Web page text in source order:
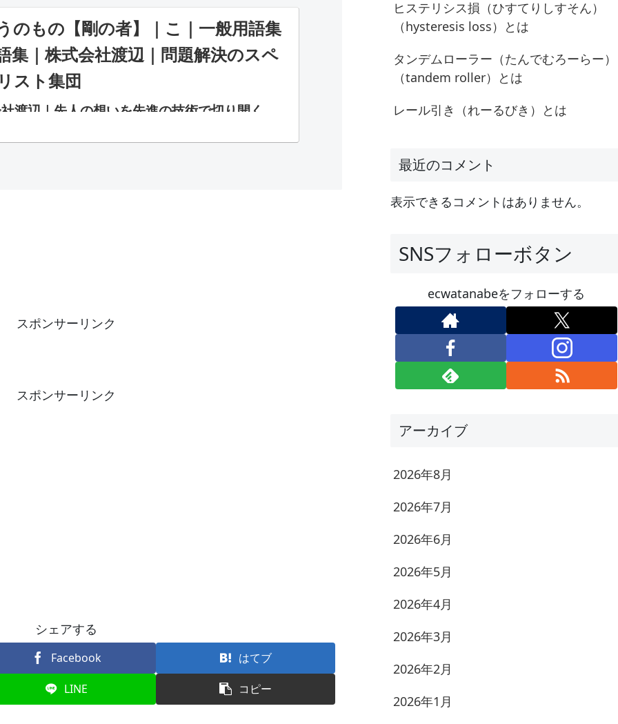
もの【剛の者】｜こ｜一般用語集
集｜株式会社渡辺｜問題解決のスペ
スト集団
渡辺｜先人の想いを先進の技術で切り開く。
スポンサーリンク
スポンサーリンク
シェアする
Facebook はてブ
LINE コピー
ヒステリシス損（ひすてりしすそん）
（hysteresis loss）とは
タンデムローラー（たんでむろーらー）
（tandem roller）とは
レール引き（れーるびき）とは
最近のコメント
表示できるコメントはありません。
SNSフォローボタン
ecwatanabeをフォローする
アーカイブ
2026年8月
2026年7月
2026年6月
2026年5月
2026年4月
2026年3月
2026年2月
2026年1月